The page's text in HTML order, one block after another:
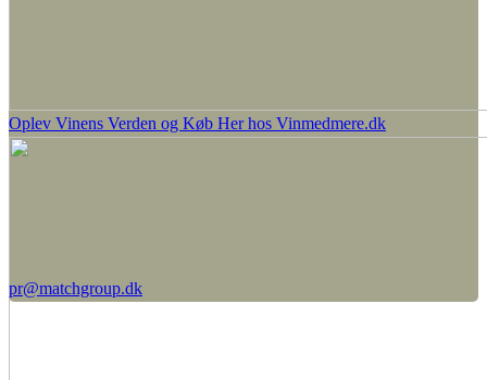
Oplev Vinens Verden og Køb Her hos Vinmedmere.dk
pr@matchgroup.dk